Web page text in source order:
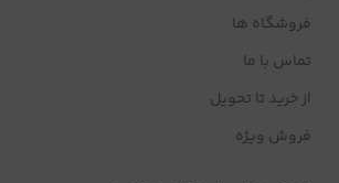
فروشگاه ها
تماس با ما
از خرید تا تحویل
فروش ویژه